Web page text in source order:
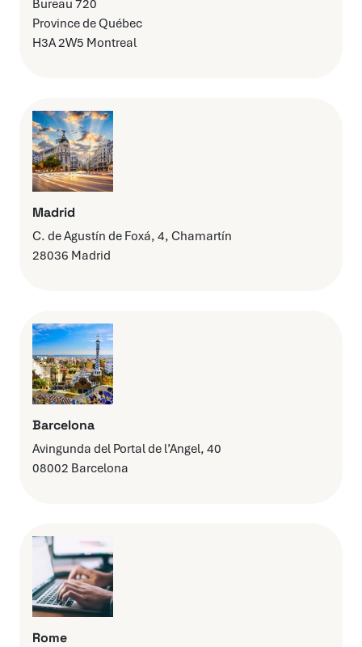
Bureau 720
Province de Québec
H3A 2W5 Montreal
Madrid
C. de Agustín de Foxá, 4, Chamartín
28036 Madrid
Barcelona
Avingunda del Portal de l’Angel, 40
08002 Barcelona
Rome